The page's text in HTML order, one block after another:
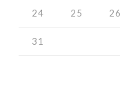
24 25 26
31